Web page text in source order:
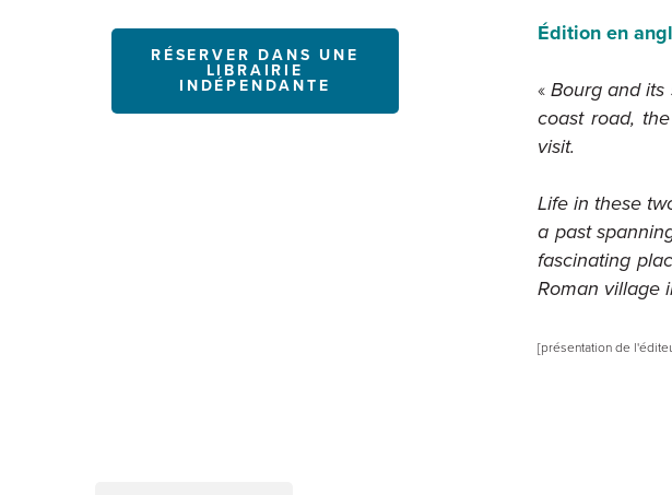
RÉSERVER DANS UNE
LIBRAIRIE
INDÉPENDANTE
Édition en
«Bourg and its
coast road,
visit.
Life in these
a past
fascinating
Roman village
[présentation de